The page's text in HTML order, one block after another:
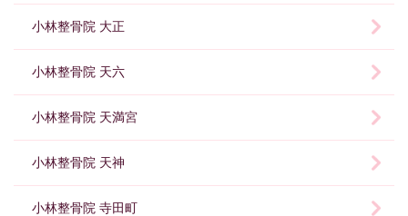
小林整骨院 大正
小林整骨院 天六
小林整骨院 天満宮
小林整骨院 天神
小林整骨院 寺田町